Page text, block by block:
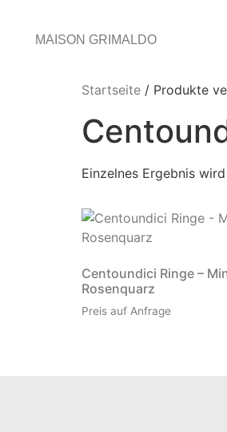
MAISON GRIMALDO
Startseite / Produkte
Einzelnes Ergebnis
Centoundici Ringe –
Rosenquarz
Preis auf Anfrage